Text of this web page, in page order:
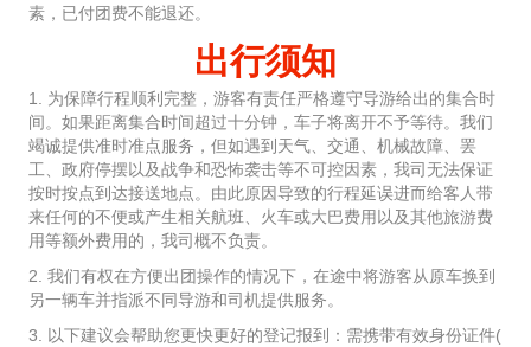
素，已付团费不能退还。
出行须知
1. 为保障行程顺利完整，游客有责任严格遵守导游给出的集合时
间。如果距离集合时间超过十分钟，车子将离开不予等待。我们
竭诚提供准时准点服务，但如遇到天气、交通、机械故障、罢
工、政府停摆以及战争和恐怖袭击等不可控因素，我司无法保证
按时按点到达接送地点。由此原因导致的行程延误进而给客人带
来任何的不便或产生相关航班、火车或大巴费用以及其他旅游费
用等额外费用的，我司概不负责。
2. 我们有权在方便出团操作的情况下，在途中将游客从原车换到
另一辆车并指派不同导游和司机提供服务。
3. 以下建议会帮助您更快更好的登记报到：需携带有效身份证件(